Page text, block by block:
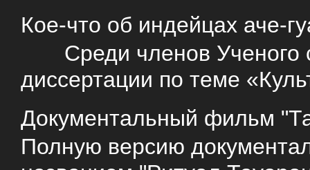
Кое-что об индейцах аче-
Среди членов Ученого
диссертации по теме
Документальный фильм
Полную версию